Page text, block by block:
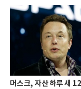
머스크, 자산 하루 새